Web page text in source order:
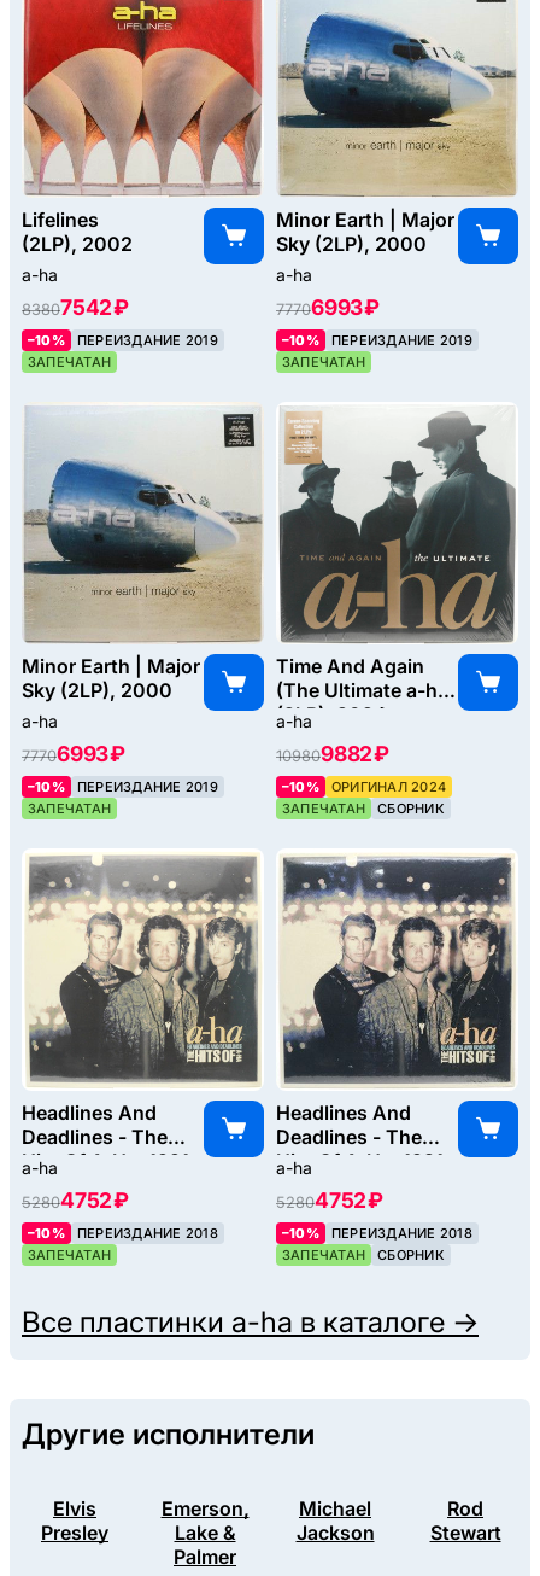
Lifelines
(2LP), 2002
a-ha
83807542 ₽
–10%
ПЕРЕИЗДАНИЕ 2019
ЗАПЕЧАТАН
Minor Earth | Major
Sky (2LP), 2000
a-ha
77706993 ₽
–10%
ПЕРЕИЗДАНИЕ 2019
ЗАПЕЧАТАН
Minor Earth | Major
Sky (2LP), 2000
a-ha
77706993 ₽
–10%
ПЕРЕИЗДАНИЕ 2019
ЗАПЕЧАТАН
Time And Again
(The Ultimate a-ha)
(2LP), 2024
a-ha
109809882 ₽
–10%
ОРИГИНАЛ 2024
ЗАПЕЧАТАН
СБОРНИК
Headlines And
Deadlines - The
Hits Of A-Ha, 1991
a-ha
52804752 ₽
–10%
ПЕРЕИЗДАНИЕ 2018
ЗАПЕЧАТАН
Headlines And
Deadlines - The
Hits Of A-Ha, 1991
a-ha
52804752 ₽
–10%
ПЕРЕИЗДАНИЕ 2018
ЗАПЕЧАТАН
СБОРНИК
Все пластинки a-ha в каталоге →
Другие исполнители
Elvis
Presley
Emerson,
Lake &
Palmer
Michael
Jackson
Rod
Stewart